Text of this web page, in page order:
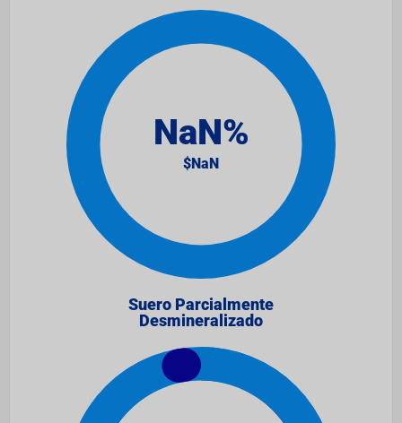
Suero Parcialmente
Desmineralizado